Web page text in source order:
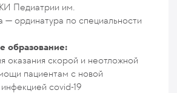
Педиатрии им.
ординатура по специальности
образование:
оказания скорой и неотложной
пациентам с новой
covid-19